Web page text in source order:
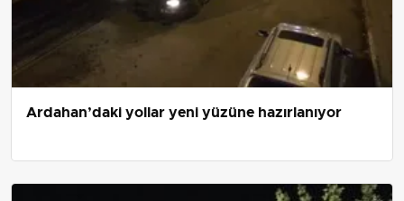
Ardahan’daki yollar yeni yüzüne hazırlanıyor